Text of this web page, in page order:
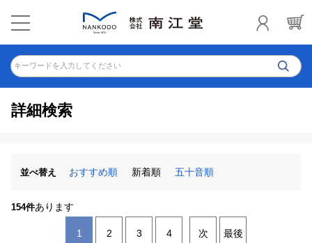
キーワードを入力してください
詳細検索
並べ替え おすすめ順 新着順 五十音順
154件あります
1 2 3 4 次 最後